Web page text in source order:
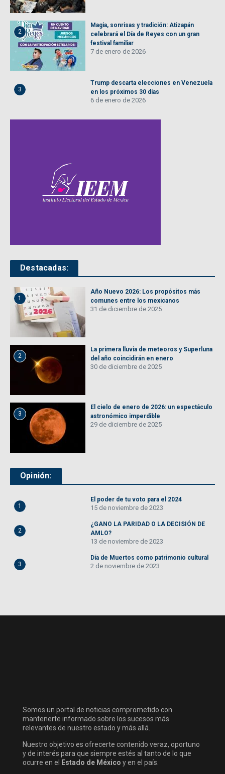
2
Magia, sonrisas y tradición: Atizapán
celebrará el Día de Reyes con un gran
festival familiar
7 de enero de 2026
3
Trump descarta elecciones en Venezuela
en los próximos 30 días
6 de enero de 2026
Destacadas:
1
Año Nuevo 2026: Los propósitos más
comunes entre los mexicanos
31 de diciembre de 2025
2
La primera lluvia de meteoros y Superluna
del año coincidirán en enero
30 de diciembre de 2025
3
El cielo de enero de 2026: un espectáculo
astronómico imperdible
29 de diciembre de 2025
Opinión:
1
El poder de tu voto para el 2024
15 de noviembre de 2023
2
¿GANO LA PARIDAD O LA DECISIÓN DE
AMLO?
13 de noviembre de 2023
3
Día de Muertos como patrimonio cultural
2 de noviembre de 2023
Somos un portal de noticias comprometido con
mantenerte informado sobre los sucesos más
relevantes de nuestro estado y más allá.
Nuestro objetivo es ofrecerte contenido veraz, oportuno
y de interés para que siempre estés al tanto de lo que
ocurre en el
Estado de México y en el país.